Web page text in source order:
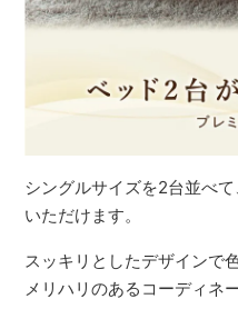
シングルサイズを2台並べ
いただけます。
スッキリとしたデザインで
メリハリのあるコーディネ